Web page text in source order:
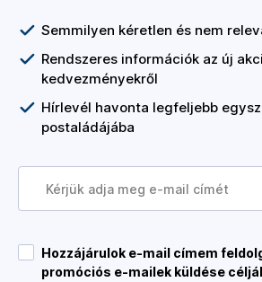
Semmilyen kéretlen és nem
Rendszeres információk az új
kedvezményekről
Hírlevél havonta legfeljebb
postaládájába
Hozzájárulok e-mail címem
promóciós e-mailek küldése